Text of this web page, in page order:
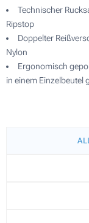
Technischer
Ripstop
Doppelter
Nylon
Ergonomisch
in einem Einzelbeutel